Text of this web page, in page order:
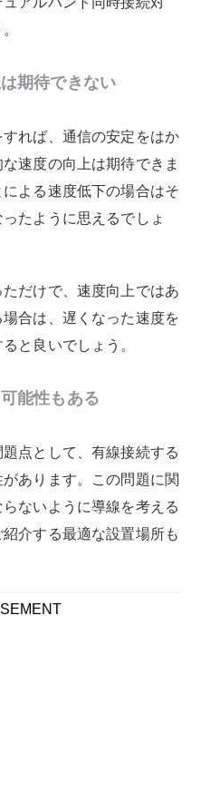
な設置場所
所についても見ていきま
設置による影響や設置場
す。
ックリスト